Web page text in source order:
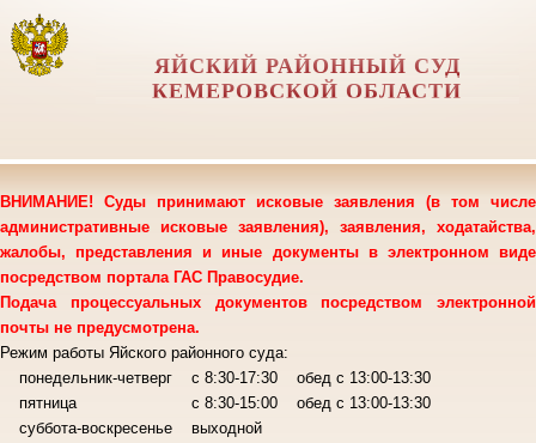
ЯЙСКИЙ РАЙОННЫЙ СУД
КЕМЕРОВСКОЙ ОБЛАСТИ
ВНИМАНИЕ! Суды принимают исковые заявления (в том числе
административные исковые заявления), заявления, ходатайства,
жалобы, представления и иные документы в электронном виде
посредством портала ГАС Правосудие.
Подача процессуальных документов посредством электронной
почты не предусмотрена.
Режим работы Яйского районного суда:
понедельник-четверг с 8:30-17:30 обед с 13:00-13:30
пятница с 8:30-15:00 обед с 13:00-13:30
суббота-воскресенье выходной